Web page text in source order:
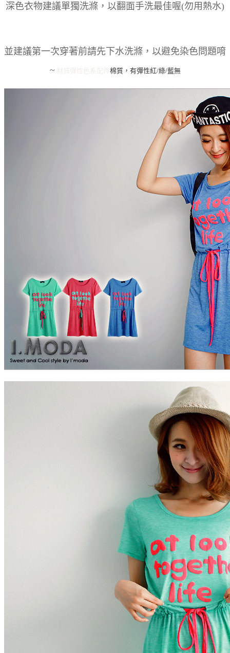
深色衣物建議單獨洗滌，以翻面手洗最佳喔(勿用熱水)
並建議第一次穿著前請先下水洗滌，以避免染色問題唷
~
棉質，有彈性紅/綠/藍無